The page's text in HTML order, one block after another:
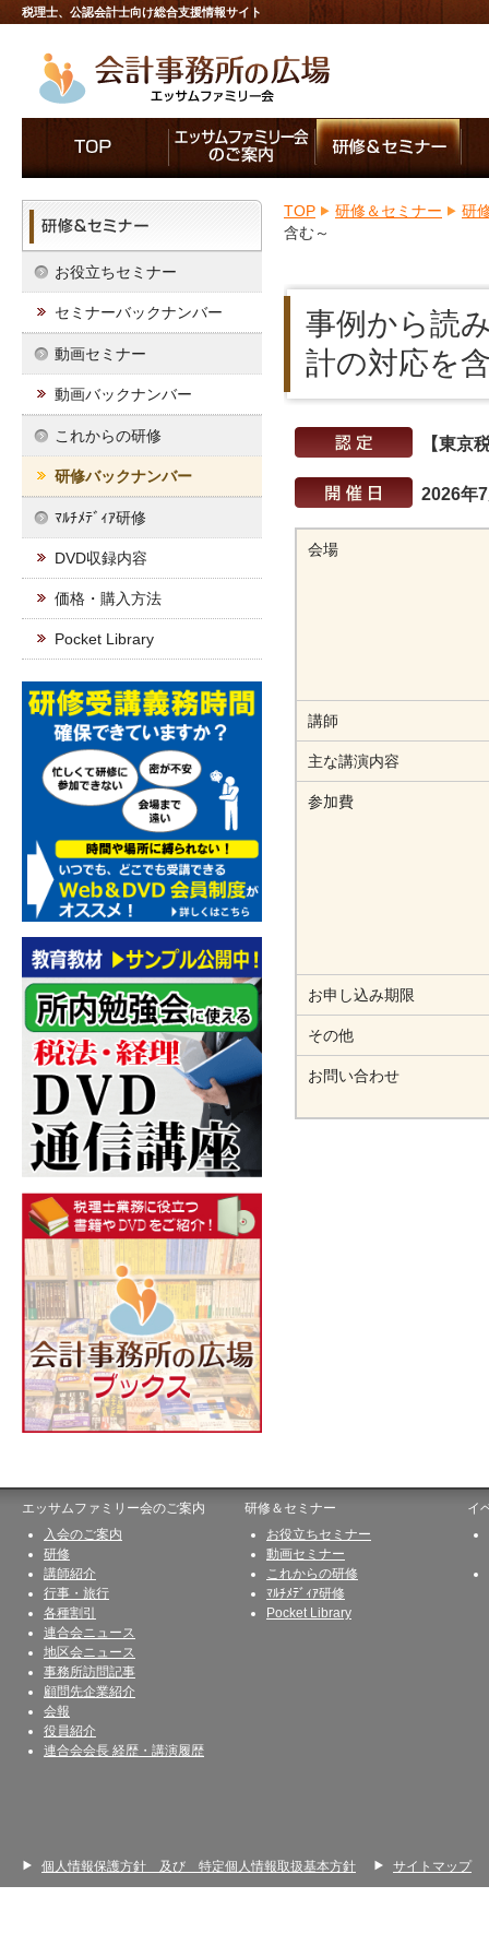
税理士、公認会計士向け総合支援情報サイト
お役立ちセミナー
セミナーバックナンバー
動画セミナー
動画バックナンバー
これからの研修
研修バックナンバー
ﾏﾙﾁﾒﾃﾞｨｱ研修
DVD収録内容
価格・購入方法
Pocket Library
TOP 研修＆セミナー
研
含む～
事例から読
計の対応を
【東京
2026年
会場
講師
主な講演内容
参加費
お申し込み期限
その他
お問い合わせ
エッサムファミリー会のご案内
入会のご案内
研修
講師紹介
行事・旅行
各種割引
連合会ニュース
地区会ニュース
事務所訪問記事
顧問先企業紹介
会報
役員紹介
連合会会長 経歴・講演履歴
研修＆セミナー
お役立ちセミナー
動画セミナー
これからの研修
ﾏﾙﾁﾒﾃﾞｨｱ研修
Pocket Library
イ
個人情報保護方針 及び 特定個人情報取扱基本方針 サイトマップ